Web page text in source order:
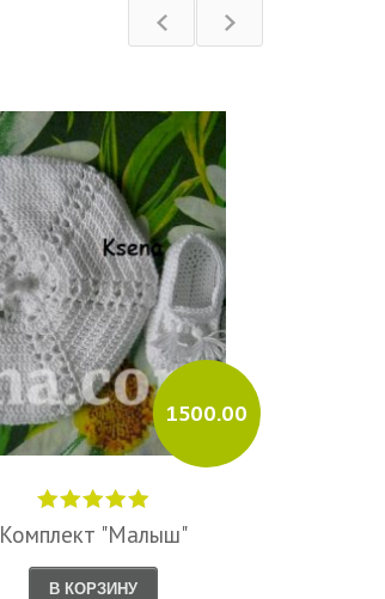
1500.00
Комплект "Малыш"
В КОРЗИНУ